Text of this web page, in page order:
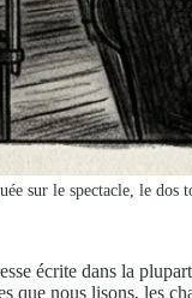
sur le spectacle, le dos
écrite dans la
que nous lisons, les